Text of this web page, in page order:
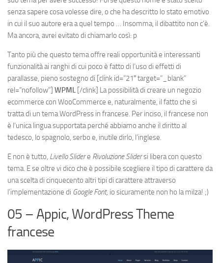
senza sapere cosa volesse dire, o che ha descritto lo stato emotivo
in cui il suo autore era a quel tempo … Insomma, il dibattito non c’è.
Ma ancora, avrei evitato di chiamarlo così: p
Tanto più che questo tema offre reali opportunità e interessanti
funzionalità ai ranghi di cui poco è fatto di l’uso di effetti di
parallasse, pieno sostegno di [clink id=”21″ target=”_blank”
rel=”nofollow”] WPML [/clink] La possibilità di creare un negozio
ecommerce con WooCommerce e, naturalmente, il fatto che si
tratta di un tema WordPress in francese. Per inciso, il francese non
è l’unica lingua supportata perché abbiamo anche il diritto al
tedesco, lo spagnolo, serbo e, inutile dirlo, l’inglese.
E non è tutto, Livello Slidere Rivoluzione Slidersi libera con questo
tema. E se oltre vi dico che è possibile scegliere il tipo di carattere da
una scelta di cinquecento altri tipi di carattere attraverso
l’implementazione di Google Font, io sicuramente non ho la milza! ;)
05 – Appic, WordPress Theme
francese